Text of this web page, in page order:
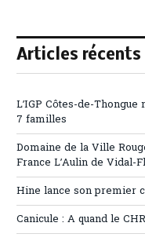
Articles récents
L’IGP Côtes-de-
7 familles
Domaine de la Ville
France L’Aulin de Vidal-
Hine lance son premier
Canicule : A quand le